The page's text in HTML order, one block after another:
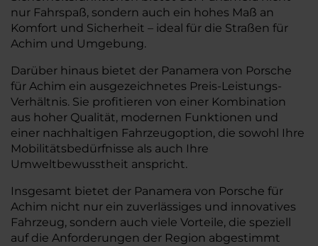
nur Fahrspaß, sondern auch ein hohes Maß an
Komfort und Sicherheit – ideal für die Straßen für
Achim und Umgebung.
Darüber hinaus bietet der Panamera von Porsche
für Achim ein ausgezeichnetes Preis-Leistungs-
Verhältnis. Sie profitieren von einer Kombination
aus hoher Qualität, modernen Funktionen und
einer nachhaltigen Fahrzeugoption, die sowohl Ihre
Mobilitätsbedürfnisse als auch Ihre
Umweltbewusstheit anspricht.
Insgesamt bietet der Panamera von Porsche für
Achim nicht nur ein zuverlässiges und innovatives
Fahrzeug, sondern auch viele Vorteile, die speziell
auf die Anforderungen der Region abgestimmt